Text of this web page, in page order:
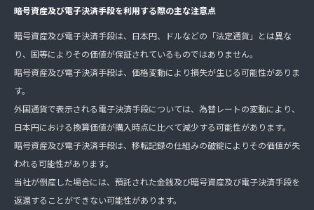
暗号資産及び電子決済手段を利用する際の主な注意点
暗号資産及び電子決済手段は、日本円、ドルなどの「法定通貨」とは異な
り、国等によりその価値が保証されているものではありません。
暗号資産及び電子決済手段は、価格変動により損失が生じる可能性がありま
す。
外国通貨で表示される電子決済手段については、為替レートの変動により、
日本円における換算価値が購入時点に比べて減少する可能性があります。
暗号資産及び電子決済手段は、移転記録の仕組みの破綻によりその価値が失
われる可能性があります。
当社が倒産した場合には、預託された金銭及び暗号資産及び電子決済手段を
返還することができない可能性があります。